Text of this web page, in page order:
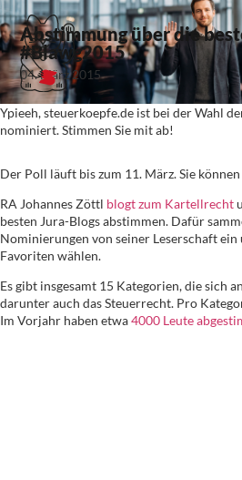
Abstimmung über die
#Blawg2015
04. März 2015
Ypieeh, steuerkoepfe.de ist bei der Wahl
nominiert. Stimmen Sie mit ab!
Der Poll läuft bis zum 11. März. Sie können
RA Johannes Zöttl blogt zum Kartellrecht
besten Jura-Blogs abstimmen. Dafür
Nominierungen von seiner Leserschaft ein
Favoriten wählen.
Es gibt insgesamt 15 Kategorien, die sich
darunter auch das Steuerrecht. Pro
Im Vorjahr haben etwa4000 Leute